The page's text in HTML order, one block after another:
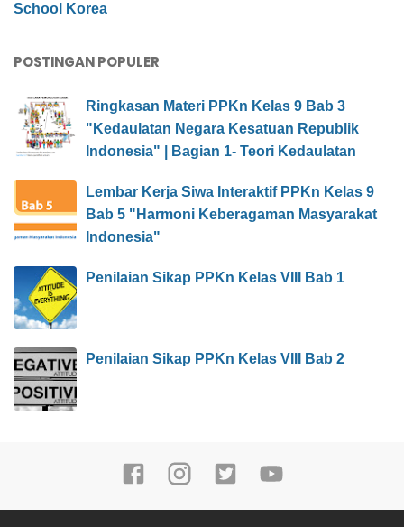
School Korea
POSTINGAN POPULER
Ringkasan Materi PPKn Kelas 9 Bab 3
"Kedaulatan Negara Kesatuan Republik
Indonesia" | Bagian 1- Teori Kedaulatan
Lembar Kerja Siwa Interaktif PPKn Kelas 9
Bab 5 "Harmoni Keberagaman Masyarakat
Indonesia"
Penilaian Sikap PPKn Kelas VIII Bab 1
Penilaian Sikap PPKn Kelas VIII Bab 2